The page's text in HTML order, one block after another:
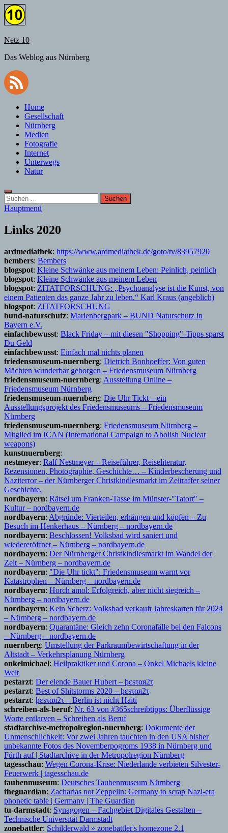
Zum
Inhalt
springen
Netz 10
Das Weblog aus Nürnberg
Home
Gesellschaft
Nürnberg
Medien
Fotografie
Internet
Unterwegs
Natur
Suchen
nach:
Hauptmenü
Links 2020
ardmediathek: https://www.ardmediathek.de/goto/tv/83957920
bembers: Bembers
blogspot: Kleine Schwänke aus meinem Leben: Peinlich, peinlich
blogspot: Kleine Schwänke aus meinem Leben
blogspot: ZITATFORSCHUNG: „Psychoanalyse ist die Kunst, von
einem Patienten das ganze Jahr zu leben.“ Karl Kraus (angeblich)
blogspot: ZITATFORSCHUNG
bund-naturschutz: Marienbergpark – BUND Naturschutz in
Bayern e.V.
einfachbewusst: Black Friday – mit diesen "Shopping"-Tipps sparst
Du Geld
einfachbewusst: Einfach mal nichts planen
friedensmuseum-nuernberg: Dietrich Bonhoeffer: Von guten
Mächten wunderbar geborgen – Friedensmuseum Nürnberg
friedensmuseum-nuernberg: Ausstellung Online –
Friedensmuseum Nürnberg
friedensmuseum-nuernberg: Die Uhr Tickt – ein
Ausstellungsprojekt des Friedensmuseums – Friedensmuseum
Nürnberg
friedensmuseum-nuernberg: Friedensmuseum Nürnberg –
Mitglied im ICAN (International Campaign to Abolish Nuclear
weapons)
kunstnuernberg:
nestmeyer: Ralf Nestmeyer – Reiseführer, Reiseliteratur,
Rezensionen, Photographie, Geschichte… – Kinderbescherung und
Naziterror – der Nürnberger Christkindlesmarkt im Zeitraffer seiner
Geschichte.
nordbayern: Rätsel um Franken-Tasse im Münster-"Tatort" –
Kultur – nordbayern.de
nordbayern: Abgründe: Vierteilen, erhängen und köpfen – Zu
Besuch im Henkerhaus – Nürnberg – nordbayern.de
nordbayern: Beschlossen! Volksbad wird saniert und
wiedereröffnet – Nürnberg – nordbayern.de
nordbayern: Der Nürnberger Christkindlesmarkt im Wandel der
Zeit – Nürnberg – nordbayern.de
nordbayern: "Die Uhr tickt": Friedensmuseum warnt vor
Katastrophen – Nürnberg – nordbayern.de
nordbayern: Horch amol: Erfolgreich, aber nicht siegreich –
Nürnberg – nordbayern.de
nordbayern: Kein Scherz: Volksbad verkauft Jahreskarten für 2024
– Nürnberg – nordbayern.de
nordbayern: Quarantäne: Gleich zehn Coronafälle bei den Falcons
– Nürnberg – nordbayern.de
nuernberg: Umstellung der Parkraumbewirtschaftung in der
Altstadt – Verkehrsplanung Nürnberg
onkelmichael: Heilpraktiker und Corona – Onkel Michaels kleine
Welt
pestarzt: Der elende Bauer Hubert – þεsταя2τ
pestarzt: Best of Shitstorms 2020 – þεsταя2τ
pestarzt: þεsταя2τ – Berlin ist nicht Haiti
schreiben-als-beruf: Nr. 63 von #365schreibtipps: Überflüssige
Worte entlarven – Schreiben als Beruf
stadtarchive-metropolregion-nuernberg: Dokumente der
Unmenschlichkeit: Vor zwei Jahren tauchten in den USA bisher
unbekannte Fotos des Novemberpogroms 1938 in Nürnberg und
Fürth auf | Stadtarchive in der Metropolregion Nürnberg
tagesschau: Wegen Corona-Krise: Niederlande verbieten Silvester-
Feuerwerk | tagesschau.de
taubenmuseum: Deutsches Taubenmuseum Nürnberg
theguardian: Zacharias not Zeppelin: Germany to scrap Nazi-era
phonetic table | Germany | The Guardian
tu-darmstadt: Synagogen – Fachgebiet Digitales Gestalten –
Technische Universität Darmstadt
zonebattler: Schilderwald » zonebattler's homezone 2.1